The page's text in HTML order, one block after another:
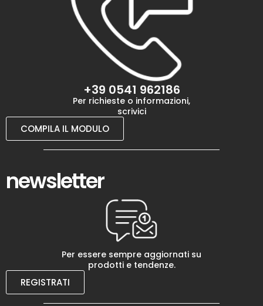
+39 0541 962186
Per richieste o informazioni,
scrivici
COMPILA IL MODULO
newsletter
Per essere sempre aggiornati su
prodotti e tendenze.
REGISTRATI